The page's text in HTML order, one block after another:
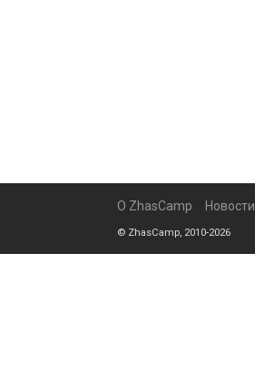
О ZhasCamp Новости
© ZhasCamp, 2010-2026